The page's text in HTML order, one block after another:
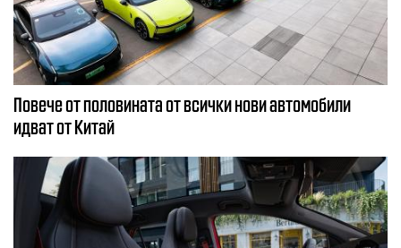
Повече от половината от всички нови автомобили
идват от Китай